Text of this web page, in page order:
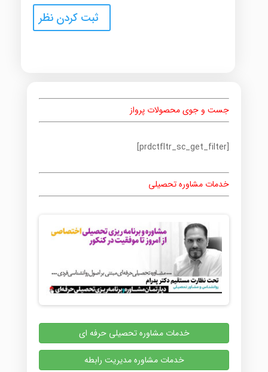
جست و جوی محصولات پرواز
[prdctfltr_sc_get_filter]
خدمات مشاوره تحصیلی
خدمات مشاوره تحصیلی حرفه ای
خدمات مشاوره مدیریت رابطه